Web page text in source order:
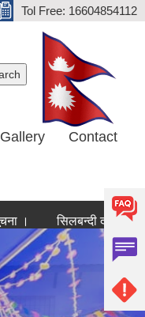
Tol Free: 16604854112
Gallery Contact
सिलबन्दी दरभाउपत्र सम्बन्धी